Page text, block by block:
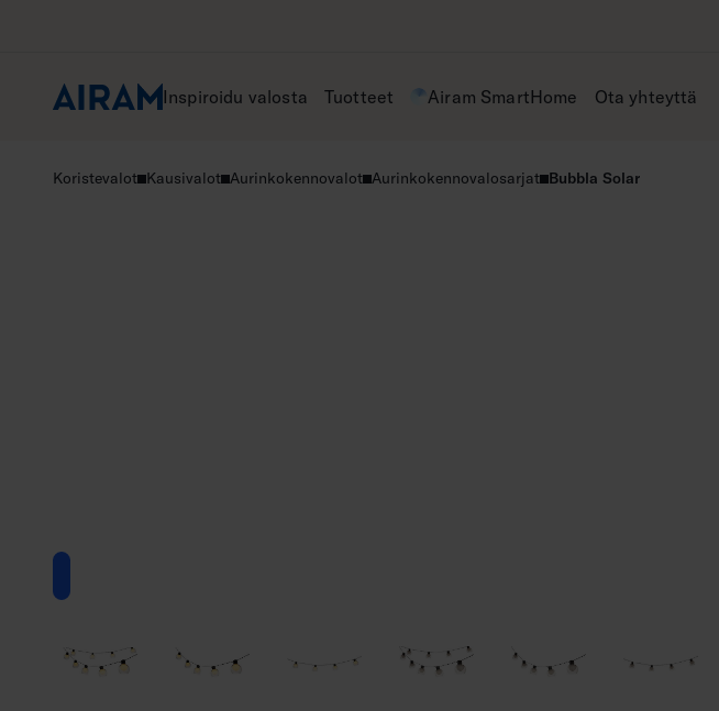
Inspiroidu valosta Tuotteet Airam SmartHome Ota yhteyttä
Koristevalot Kausivalot Aurinkokennovalot Aurinkokennovalosarjat Bubbla Solar